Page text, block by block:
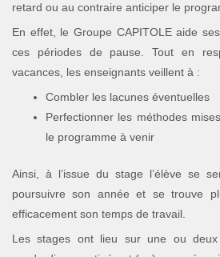
retard ou au contraire anticiper le
En effet, le Groupe CAPITOLE aide
ces périodes de pause. Tout en
vacances, les enseignants veillent à :
Combler les lacunes éventuelles
Perfectionner les méthodes
le programme à venir
Ainsi, à l’issue du stage l’élève se
poursuivre son année et se trouve
efficacement son temps de travail.
Les stages ont lieu sur une ou